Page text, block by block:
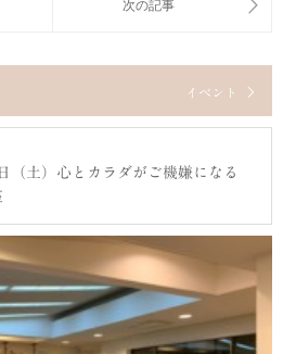
イベント
（土）心とカラダがご機嫌になる